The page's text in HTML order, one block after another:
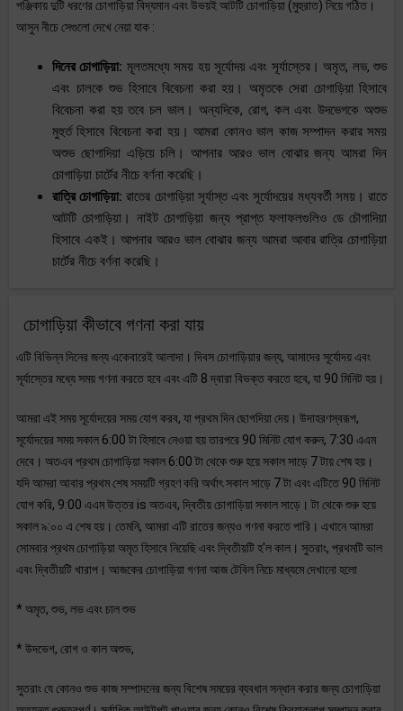
পঞ্জিকায় দুটি ধরণের চোগাড়িয়া বিদ্যমান এবং উভয়ই আটটি চোগাড়িয়া (মুহুরাত) নিয়ে গঠিত।
আসুন নীচে সেগুলো দেখে নেয়া যাক :
দিনের চোগাড়িয়া: মূলতমধ্যে সময় হয় সূর্যোদয় এবং সূর্যাস্তের। অমৃত, লভ, শুভ
এবং চালকে শুভ হিসাবে বিবেচনা করা হয়। অমৃতকে সেরা চোগাড়িয়া হিসাবে
বিবেচনা করা হয় তবে চল ভাল। অন্যদিকে, রোগ, কল এবং উদভেগকে অশুভ
মুহুর্ত হিসাবে বিবেচনা করা হয়। আমরা কোনও ভাল কাজ সম্পাদন করার সময়
অশুভ ছোগাদিয়া এড়িয়ে চলি। আপনার আরও ভাল বোঝার জন্য আমরা দিন
চোগাড়িয়া চার্টের নীচে বর্ণনা করেছি।
রাত্রি চোগাড়িয়া:রাতের চোগাড়িয়া সূর্যাস্ত এবং সূর্যোদয়ের মধ্যবর্তী সময়। রাতে
আটটি চোগাড়িয়া। নাইট চোগাড়িয়া জন্য প্রাপ্ত ফলাফলগুলিও ডে চৌগাদিয়া
হিসাবে একই। আপনার আরও ভাল বোঝার জন্য আমরা আবার রাত্রি চোগাড়িয়া
চার্টের নীচে বর্ণনা করেছি।
চোগাড়িয়া কীভাবে গণনা করা যায়
এটি বিভিন্ন দিনের জন্য একেবারেই আলাদা। দিবস চোগাড়িয়ার জন্য, আমাদের সূর্যোদয় এবং
সূর্যাস্তের মধ্যে সময় গণনা করতে হবে এবং এটি 8 দ্বারা বিভক্ত করতে হবে, যা 90 মিনিট হয়।
আমরা এই সময় সূর্যোদয়ের সময় যোগ করব, যা প্রথম দিন ছোগদিয়া দেয়। উদাহরণস্বরূপ,
সূর্যোদয়ের সময় সকাল 6:00 টা হিসাবে নেওয়া হয় তারপরে 90 মিনিট যোগ করুন, 7:30 এএম
দেবে। অতএব প্রথম চোগাড়িয়া সকাল 6:00 টা থেকে শুরু হয়ে সকাল সাড়ে 7 টায় শেষ হয়।
যদি আমরা আবার প্রথম শেষ সময়টি গ্রহণ করি অর্থাৎ সকাল সাড়ে 7 টা এবং এটিতে 90 মিনিট
যোগ করি, 9:00 এএম উত্তর is অতএব, দ্বিতীয় চোগাড়িয়া সকাল সাড়ে। টা থেকে শুরু হয়ে
সকাল ৯:০০ এ শেষ হয়। তেমনি, আমরা এটি রাতের জন্যও গণনা করতে পারি। এখানে আমরা
সোমবার প্রথম চোগাড়িয়া অমৃত হিসাবে নিয়েছি এবং দ্বিতীয়টি হ'ল কাল। সুতরাং, প্রথমটি ভাল
এবং দ্বিতীয়টি খারাপ। আজকের চোগাড়িয়া গণনা আজ টেবিল নিচে মাধ্যমে দেখানো হলো
* অমৃত, শুভ, লভ এবং চাল শুভ
* উদভেগ, রোগ ও কাল অশুভ,
সুতরাং যে কোনও শুভ কাজ সম্পাদনের জন্য বিশেষ সময়ের ব্যবধান সন্ধান করার জন্য চোগাড়িয়া